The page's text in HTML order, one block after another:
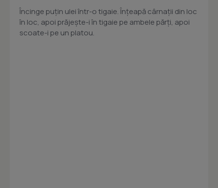
Încinge puțin ulei într-o tigaie. Înțeapă cârnații din loc
în loc, apoi prăjește-i în tigaie pe ambele părți, apoi
scoate-i pe un platou.